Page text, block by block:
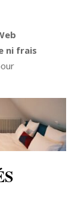
ni frais